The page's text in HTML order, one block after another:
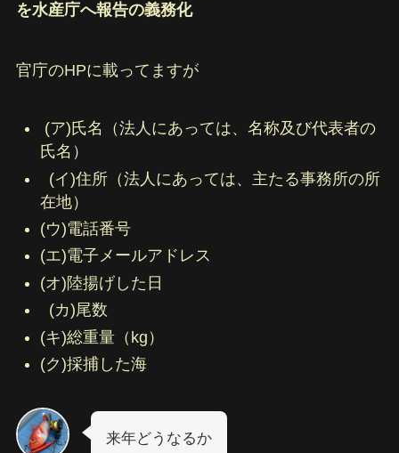
を水産庁へ報告の義務化
官庁のHPに載ってますが
(ア)氏名（法人にあっては、名称及び代表者の
氏名）
(イ)住所（法人にあっては、主たる事務所の所
在地）
(ウ)電話番号
(エ)電子メールアドレス
(オ)陸揚げした日
(カ)尾数
(キ)総重量（kg）
(ク)採捕した海
来年どうなるか